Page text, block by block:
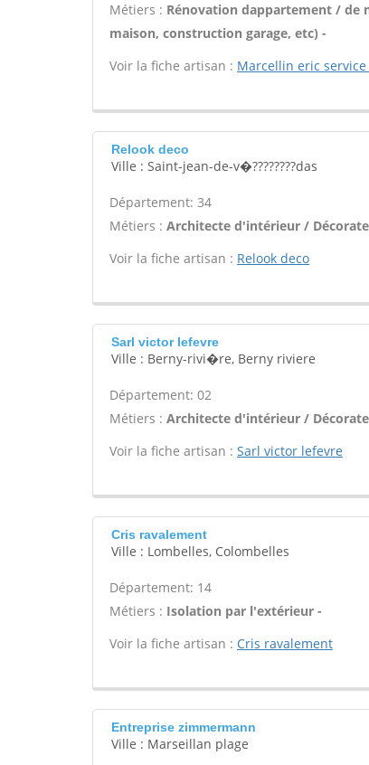
Métiers : Rénovation dappartement / de
maison, construction garage, etc) -
Voir la fiche artisan : Marcellin eric
Relook deco
Ville : Saint-jean-de-v�????????das
Département: 34
Métiers : Architecte d'intérieur /
Voir la fiche artisan : Relook deco
Sarl victor lefevre
Ville : Berny-rivi�re, Berny riviere
Département: 02
Métiers : Architecte d'intérieur /
Voir la fiche artisan : Sarl victor lefevre
Cris ravalement
Ville : Lombelles, Colombelles
Département: 14
Métiers : Isolation par l'extérieur -
Voir la fiche artisan : Cris ravalement
Entreprise zimmermann
Ville : Marseillan plage